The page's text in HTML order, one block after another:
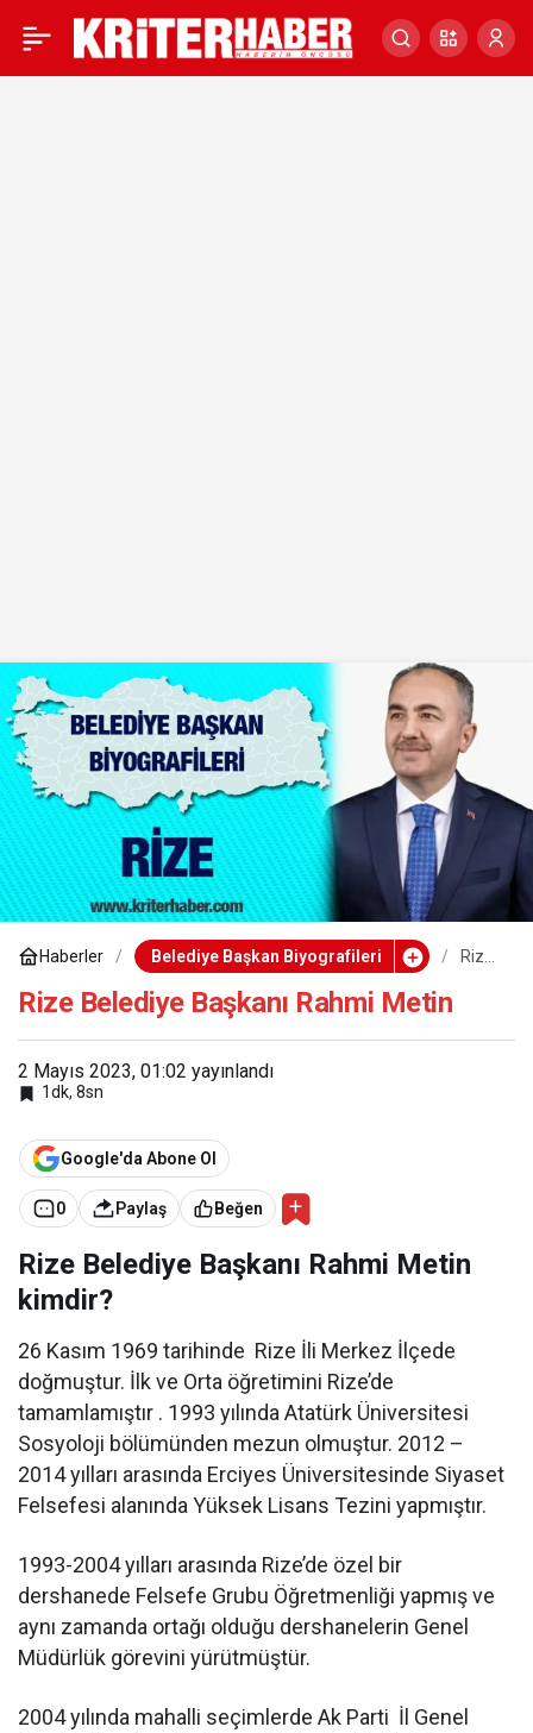
Haberler Belediye Başkan Biyografileri
Rize
Rize Belediye Başkanı Rahmi Metin
2 Mayıs 2023, 01:02 yayınlandı
1dk, 8sn
Google'da Abone Ol
0 Paylaş Beğen
Rize Belediye Başkanı Rahmi Metin
kimdir?
26 Kasım 1969 tarihinde Rize İli Merkez İlçede
doğmuştur. İlk ve Orta öğretimini Rize’de
tamamlamıştır . 1993 yılında Atatürk Üniversitesi
Sosyoloji bölümünden mezun olmuştur. 2012 –
2014 yılları arasında Erciyes Üniversitesinde Siyaset
Felsefesi alanında Yüksek Lisans Tezini yapmıştır.
1993-2004 yılları arasında Rize’de özel bir
dershanede Felsefe Grubu Öğretmenliği yapmış ve
aynı zamanda ortağı olduğu dershanelerin Genel
Müdürlük görevini yürütmüştür.
2004 yılında mahalli seçimlerde Ak Parti İl Genel
Rize Belediye Başkanı 0